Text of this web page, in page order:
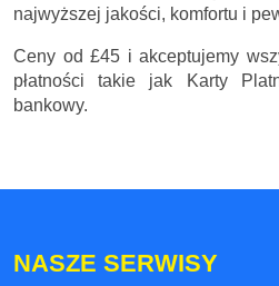
najwyższej jakości, komfortu i
Ceny od £45 i akceptujemy
płatności takie jak Karty
bankowy.
NASZE SERWISY